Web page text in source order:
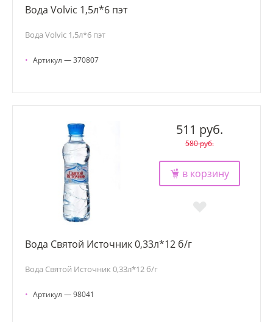
Вода Volvic 1,5л*6 пэт
Вода Volvic 1,5л*6 пэт
• Артикул — 370807
511 руб.
580 руб.
в корзину
Вода Святой Источник 0,33л*12 б/г
Вода Святой Источник 0,33л*12 б/г
• Артикул — 98041